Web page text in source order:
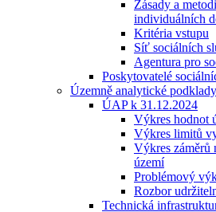
Zásady a
individuálních
Kritéria vstupu
Síť sociálních
Agentura pro
Poskytovatelé
Územně analytické podklady
ÚAP k 31.12.2024
Výkres hodnot
Výkres limitů
Výkres záměrů
území
Problémový
Rozbor
Technická